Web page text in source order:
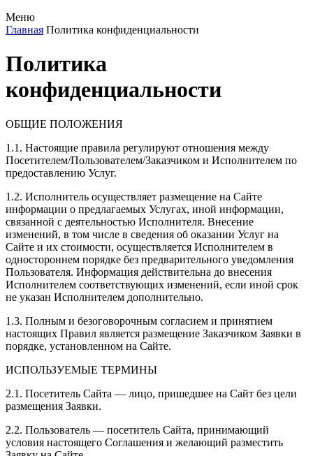
Меню
Главная Политика конфиденциальности
Политика
конфиденциальности
ОБЩИЕ ПОЛОЖЕНИЯ
1.1. Настоящие правила регулируют отношения между
Посетителем/Пользователем/Заказчиком и Исполнителем по
предоставлению Услуг.
1.2. Исполнитель осуществляет размещение на Сайте
информации о предлагаемых Услугах, иной информации,
связанной с деятельностью Исполнителя. Внесение
изменений, в том числе в сведения об оказании Услуг на
Сайте и их стоимости, осуществляется Исполнителем в
одностороннем порядке без предварительного уведомления
Пользователя. Информация действительна до внесения
Исполнителем соответствующих изменений, если иной срок
не указан Исполнителем дополнительно.
1.3. Полным и безоговорочным согласием и принятием
настоящих Правил является размещение Заказчиком Заявки в
порядке, установленном на Сайте.
ИСПОЛЬЗУЕМЫЕ ТЕРМИНЫ
2.1. Посетитель Сайта — лицо, пришедшее на Сайт без цели
размещения Заявки.
2.2. Пользователь — посетитель Сайта, принимающий
условия настоящего Соглашения и желающий разместить